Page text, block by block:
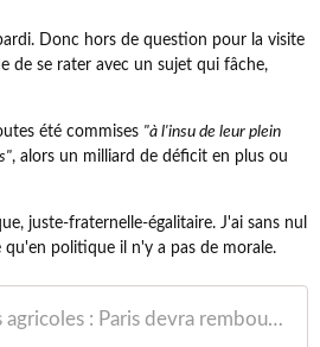
Donc hors de question pour la visite
de se rater avec un sujet qui fâche,
été commises "à l'insu de leur plein
, alors un milliard de déficit en plus ou
juste-fraternelle-égalitaire. J'ai sans nul
politique il n'y a pas de morale.
Aides agricoles : Paris devra rembourser 1 MdE à Bruxelles !